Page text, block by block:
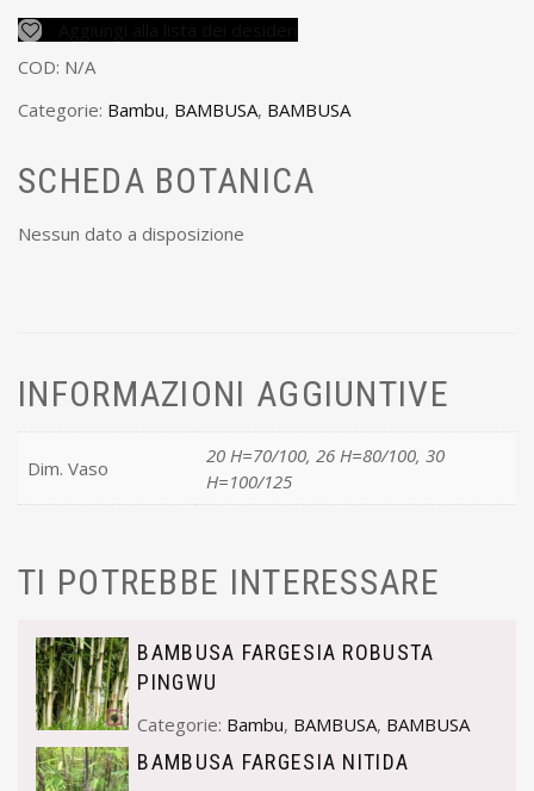
COD: N/A
Categorie: Bambu, BAMBUSA, BAMBUSA
SCHEDA BOTANICA
Nessun dato a disposizione
INFORMAZIONI AGGIUNTIVE
Dim. Vaso
20 H=70/100, 26 H=80/100, 30
H=100/125
TI POTREBBE INTERESSARE
BAMBUSA FARGESIA ROBUSTA
PINGWU
Categorie: Bambu, BAMBUSA, BAMBUSA
BAMBUSA FARGESIA NITIDA